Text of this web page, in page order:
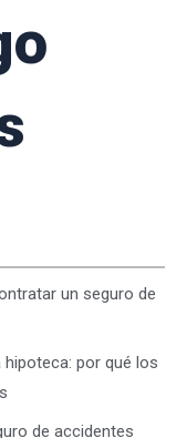
un seguro de
hipoteca: por qué los
de accidentes